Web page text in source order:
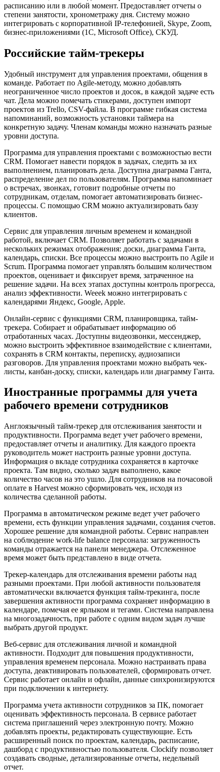
расписанию или в любой момент. Предоставляет отчеты о
степени занятости, хронометражу дня. Систему можно
интегрировать с корпоративной IP-телефонией, Skype, Zoom,
бизнес-приложениями (1С, Microsoft Office), СКУД.
Российские тайм-трекеры
Удобный инструмент для управления проектами, общения в
команде. Работает по Agile-методу, можно добавлять
неограниченное число проектов и досок, в каждой задаче есть
чат. Дела можно помечать стикерами, доступен импорт
проектов из Trello, CSV-файла. В программе гибкая система
напоминаний, возможность установки таймера на
конкретную задачу. Членам команды можно назначать разные
уровни доступа.
Программа для управления проектами с возможностью вести
CRM. Помогает навести порядок в задачах, следить за их
выполнением, планировать дела. Доступна диаграмма Ганта,
распределение дел по пользователям. Программа напоминает
о встречах, звонках, готовит подробные отчеты по
сотрудникам, отделам, помогает автоматизировать бизнес-
процессы. С помощью CRM можно актуализировать базу
клиентов.
Сервис для управления личным временем и командной
работой, включает CRM. Позволяет работать с задачами в
нескольких режимах отображения: доски, диаграмма Ганта,
календарь, списки. Все процессы можно выстроить по Agile и
Scrum. Программа помогает управлять большим количеством
проектов, оценивает и фиксирует время, затраченное на
решение задачи. На всех этапах доступны контроль прогресса,
анализ эффективности. Weeek можно интегрировать с
календарями Яндекс, Google, Apple.
Онлайн-сервис с функциями CRM, планировщика, тайм-
трекера. Собирает и обрабатывает информацию об
отработанных часах. Доступны видеозвонки, мессенджер,
можно выстроить эффективное взаимодействие с клиентами,
сохранять в CRM контакты, переписку, аудиозаписи
разговоров. Для управления проектами можно выбрать чек-
листы, канбан-доску, списки, календарь или диаграмму Ганта.
Иностранные программы для учета
рабочего времени сотрудников
Англоязычный тайм-трекер для отслеживания занятости и
продуктивности. Программа ведет учет рабочего времени,
предоставляет отчеты и аналитику. Для каждого проекта
руководитель может настроить разные уровни доступа.
Информация о вкладе сотрудника сохраняется в карточке
проекта. Там видно, сколько задач выполнено, какое
количество часов на это ушло. Для сотрудников на почасовой
оплате в Harvest можно сформировать чек, исходя из
количества сделанной работы.
Программа в автоматическом режиме ведет учет рабочего
времени, есть функции управления задачами, создания счетов.
Хорошее решение для командной работы. Сервис направлен
на соблюдение work-life balance персонала: загруженность
команды отражается на панели менеджера. Отслеженное
время может быть представлено в виде отчета.
Трекер-календарь для отслеживания времени работы над
разными проектами. При любой активности пользователя
автоматически включается функция тайм-трекинга, после
завершения активности программа сохраняет информацию в
календаре, помечая ее ярлыком и тегами. Система направлена
на многозадачность, при работе с одним видом задач лучше
выбрать другой продукт.
Веб-сервис для отслеживания личной и командной
активности. Подходит для повышения продуктивности,
управления временем персонала. Можно настраивать права
доступа, деактивировать пользователей, сформировать отчет.
Сервис работает онлайн и офлайн, данные синхронизируются
при подключении к интернету.
Программа учета активности сотрудников за ПК, помогает
оценивать эффективность персонала. В сервисе работает
система приглашений через электронную почту. Можно
добавлять проекты, редактировать существующие. Есть
расширенный поиск по проектам, календарь, расписание,
дашборд с продуктивностью пользователя. Clockify позволяет
создавать сводные, детализированные отчеты, недельный
отчет.